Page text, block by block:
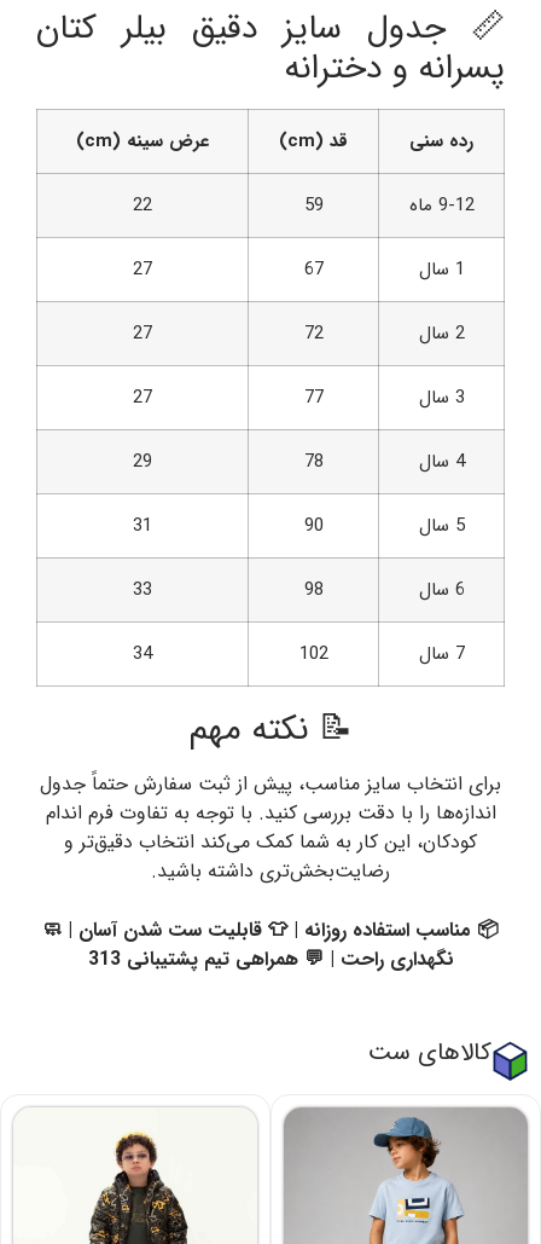
📏 جدول سایز دقیق بیلر کتان
پسرانه و دخترانه
رده سنی قد (cm) عرض سینه (cm)
9-12 ماه 59
22
1 سال 67
27
2 سال 72
27
3 سال 77
27
4 سال 78
29
5 سال 90
31
6 سال 98
33
7 سال 102
34
📝 نکته مهم
برای انتخاب سایز مناسب، پیش از ثبت سفارش حتماً جدول
اندازه‌ها را با دقت بررسی کنید. با توجه به تفاوت فرم اندام
کودکان، این کار به شما کمک می‌کند انتخاب دقیق‌تر و
رضایت‌بخش‌تری داشته باشید.
📦 مناسب استفاده روزانه | 👕 قابلیت ست شدن آسان | 🧼
نگهداری راحت | 💬 همراهی تیم پشتیبانی 313
کالاهای ست